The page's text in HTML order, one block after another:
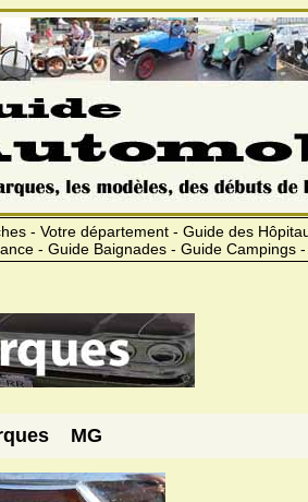
- Votre département - Guide des
- Guide Baignades - Guide Campings
MG